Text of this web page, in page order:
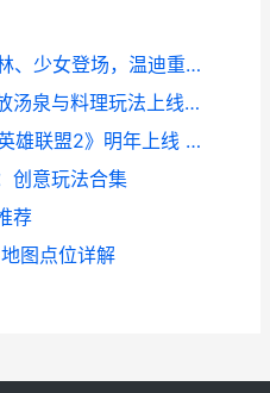
原神6.1-6.3版本新角色杜林、少女登场，温迪重做归来 原神 1.6版本
光与夜之恋新丰果农场开放汤泉与料理玩法上线 光与夜之恋最后一章
博主召唤师Park爆料：《英雄联盟2》明年上线 召唤主播
创意玩法合集
荐
图点位详解